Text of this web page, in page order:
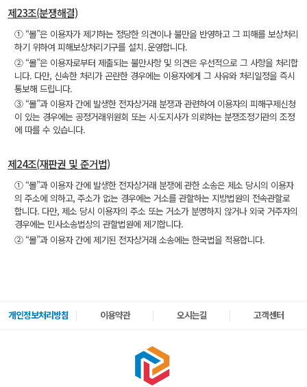
제23조(분쟁해결)
① “몰”은 이용자가 제기하는 정당한 의견이나 불만을 반영하고 그 피해를 보상처리
하기 위하여 피해보상처리기구를 설치․운영합니다.
② “몰”은 이용자로부터 제출되는 불만사항 및 의견은 우선적으로 그 사항을 처리합
니다. 다만, 신속한 처리가 곤란한 경우에는 이용자에게 그 사유와 처리일정을 즉시
통보해 드립니다.
③ “몰”과 이용자 간에 발생한 전자상거래 분쟁과 관련하여 이용자의 피해구제신청
이 있는 경우에는 공정거래위원회 또는 시·도지사가 의뢰하는 분쟁조정기관의 조정
에 따를 수 있습니다.
제24조(재판권 및 준거법)
① “몰”과 이용자 간에 발생한 전자상거래 분쟁에 관한 소송은 제소 당시의 이용자
의 주소에 의하고, 주소가 없는 경우에는 거소를 관할하는 지방법원의 전속관할로
합니다. 다만, 제소 당시 이용자의 주소 또는 거소가 분명하지 않거나 외국 거주자의
경우에는 민사소송법상의 관할법원에 제기합니다.
② “몰”과 이용자 간에 제기된 전자상거래 소송에는 한국법을 적용합니다.
개인정보처리방침 이용약관 오시는길 고객센터